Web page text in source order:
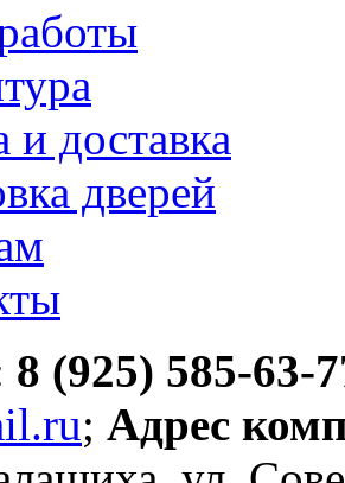
и доставка
дверей
8 (925) 585-63-
; Адрес